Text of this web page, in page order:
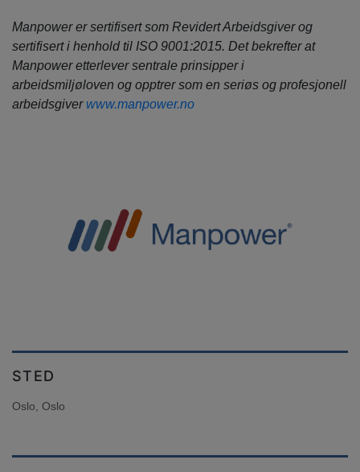
Manpowerer sertifisert som Revidert Arbeidsgiver og
sertifisert i henhold til ISO 9001:2015. Det bekrefter at
Manpower etterlever sentrale prinsipper i
arbeidsmiljøloven og opptrer som en seriøs og profesjonell
arbeidsgiver www.manpower.no
STED
Oslo, Oslo